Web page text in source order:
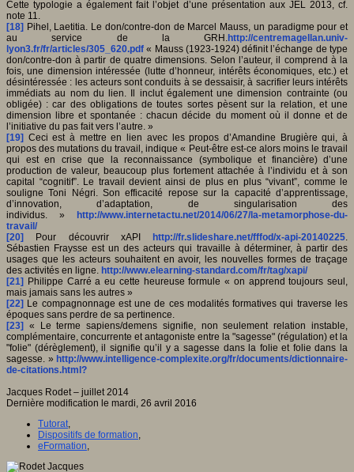
Cette typologie a également fait l’objet d’une présentation aux JEL 2013, cf.
note 11.
[18] Pihel, Laetitia. Le don/contre-don de Marcel Mauss, un paradigme pour et
au service de la GRH.http://centremagellan.univ-
lyon3.fr/fr/articles/305_620.pdf « Mauss (1923-1924) définit l’échange de type
don/contre-don à partir de quatre dimensions. Selon l’auteur, il comprend à la
fois, une dimension intéressée (lutte d’honneur, intérêts économiques, etc.) et
désintéressée : les acteurs sont conduits à se dessaisir, à sacrifier leurs intérêts
immédiats au nom du lien. Il inclut également une dimension contrainte (ou
obligée) : car des obligations de toutes sortes pèsent sur la relation, et une
dimension libre et spontanée : chacun décide du moment où il donne et de
l’initiative du pas fait vers l’autre. »
[19] Ceci est à mettre en lien avec les propos d’Amandine Brugière qui, à
propos des mutations du travail, indique « Peut-être est-ce alors moins le travail
qui est en crise que la reconnaissance (symbolique et financière) d’une
production de valeur, beaucoup plus fortement attachée à l’individu et à son
capital “cognitif”. Le travail devient ainsi de plus en plus “vivant”, comme le
souligne Toni Négri. Son efficacité repose sur la capacité d’apprentissage,
d’innovation, d’adaptation, de singularisation des
individus. » http://www.internetactu.net/2014/06/27/la-metamorphose-du-
travail/
[20] Pour découvrir xAPI http://fr.slideshare.net/fffod/x-api-20140225.
Sébastien Fraysse est un des acteurs qui travaille à déterminer, à partir des
usages que les acteurs souhaitent en avoir, les nouvelles formes de traçage
des activités en ligne. http://www.elearning-standard.com/fr/tag/xapi/
[21] Philippe Carré a eu cette heureuse formule « on apprend toujours seul,
mais jamais sans les autres »
[22] Le compagnonnage est une de ces modalités formatives qui traverse les
époques sans perdre de sa pertinence.
[23] « Le terme sapiens/demens signifie, non seulement relation instable,
complémentaire, concurrente et antagoniste entre la "sagesse" (régulation) et la
"folie" (dérèglement), il signifie qu’il y a sagesse dans la folie et folie dans la
sagesse. » http://www.intelligence-complexite.org/fr/documents/dictionnaire-
de-citations.html?
Jacques Rodet – juillet 2014
Dernière modification le mardi, 26 avril 2016
Tutorat,
Dispositifs de formation,
eFormation,